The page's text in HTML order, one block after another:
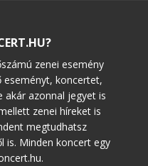
zenei esemény
eseményt, koncertet,
akár azonnal jegyet is
zenei híreket is
megtudhatsz
is. Minden koncert egy